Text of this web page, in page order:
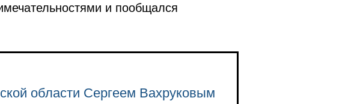
и пообщался
области Сергеем Вахруковым